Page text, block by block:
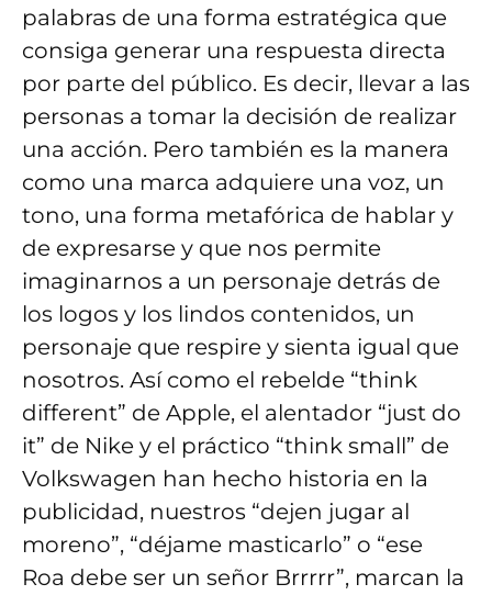
palabras de una forma estratégica que
consiga generar una respuesta directa
por parte del público. Es decir, llevar a las
personas a tomar la decisión de realizar
una acción. Pero también es la manera
como una marca adquiere una voz, un
tono, una forma metafórica de hablar y
de expresarse y que nos permite
imaginarnos a un personaje detrás de
los logos y los lindos contenidos, un
personaje que respire y sienta igual que
nosotros. Así como el rebelde “think
different” de Apple, el alentador “just do
it” de Nike y el práctico “think small” de
Volkswagen han hecho historia en la
publicidad, nuestros “dejen jugar al
moreno”, “déjame masticarlo” o “ese
Roa debe ser un señor Brrrrr”, marcan la